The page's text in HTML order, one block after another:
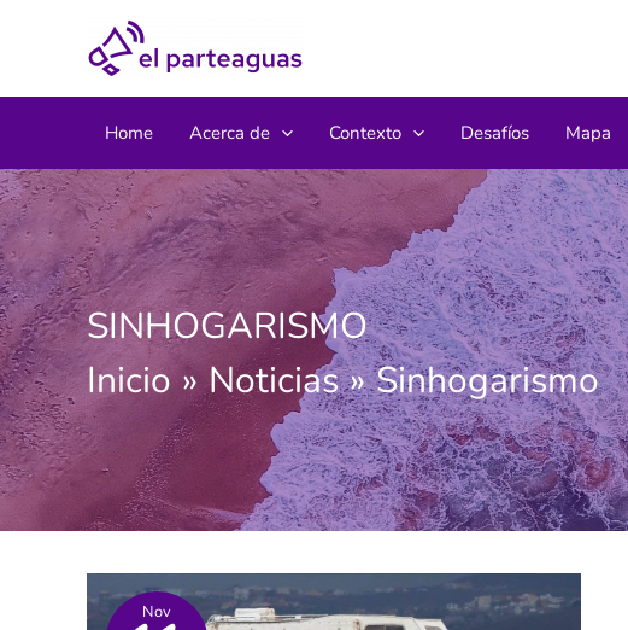
Home Acerca de Contexto Desafíos Mapa
SINHOGARISMO
Inicio
Noticias Sinhogarismo
Nov